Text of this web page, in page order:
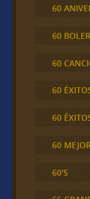
60
60
60
60
60
60
60'S